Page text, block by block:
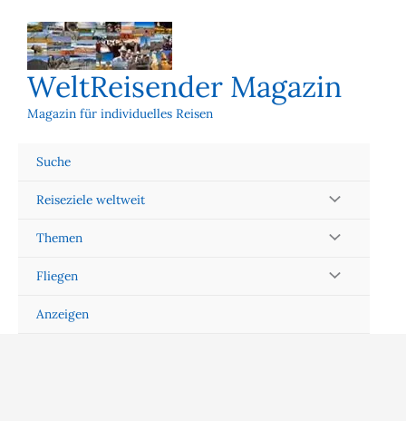
Inhalt
springen
WeltReisender Magazin
Magazin für individuelles Reisen
Suche
Reiseziele weltweit
Themen
Fliegen
Anzeigen